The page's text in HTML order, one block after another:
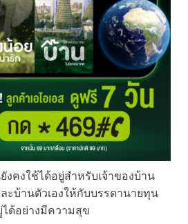
งคงใช้ได้อยู่สำหรับเจ้าของบ้าน
ะบ้านตัวเองให้กับบรรดานายทุน
ด้อย่างมีความสุข